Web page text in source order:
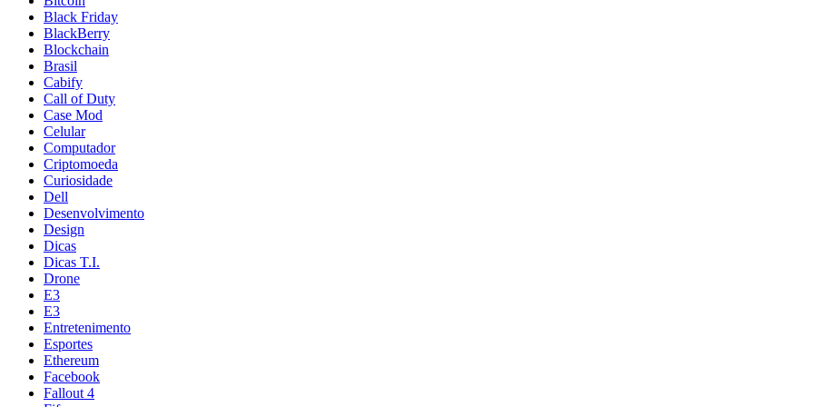
Black Friday
BlackBerry
Blockchain
Brasil
Cabify
Call of Duty
Case Mod
Celular
Computador
Criptomoeda
Curiosidade
Dell
Desenvolvimento
Design
Dicas
Dicas T.I.
Drone
E3
E3
Entretenimento
Esportes
Ethereum
Facebook
Fallout 4